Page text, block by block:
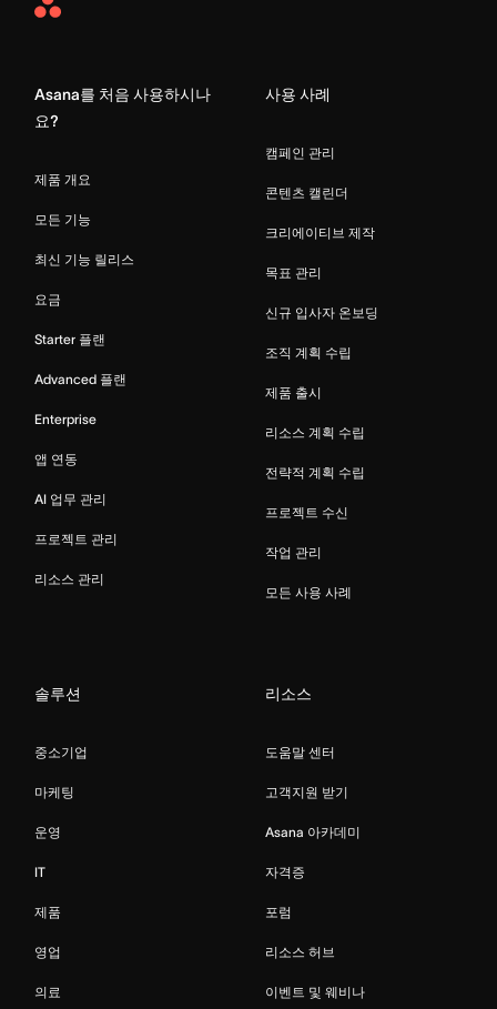
Asana
Asana를 처음 사용하시나
요?
제품 개요
모든 기능
최신 기능 릴리스
요금
Starter 플랜
Advanced 플랜
Enterprise
앱 연동
AI 업무 관리
프로젝트 관리
리소스 관리
사용 사례
캠페인 관리
콘텐츠 캘린더
크리에이티브 제작
목표 관리
신규 입사자 온보딩
조직 계획 수립
제품 출시
리소스 계획 수립
전략적 계획 수립
프로젝트 수신
작업 관리
모든 사용 사례
솔루션
중소기업
마케팅
운영
IT
제품
영업
의료
리소스
도움말 센터
고객지원 받기
Asana 아카데미
자격증
포럼
리소스 허브
이벤트 및 웨비나